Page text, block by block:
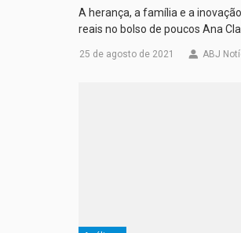
A herança, a família e a
reais no bolso de poucos Ana
25 de agosto de 2021 ABJ